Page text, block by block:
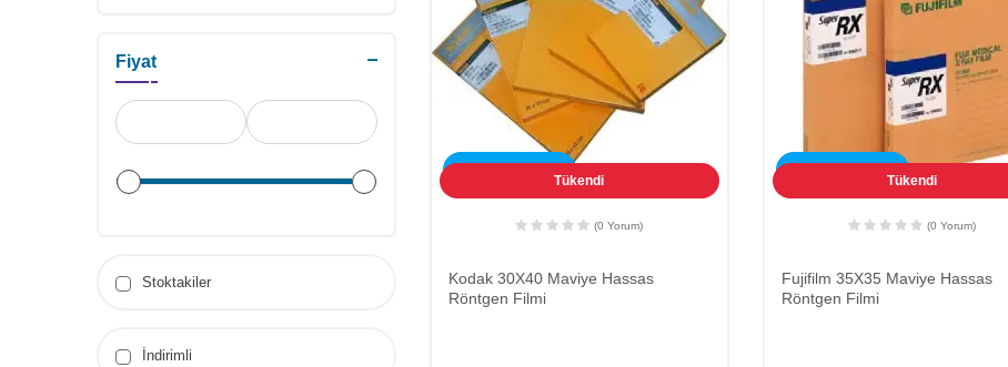
Fiyat
Stoktakiler
İndirimli
Tükendi
(0 Yorum)
Kodak 30X40 Maviye Hassas
Röntgen Filmi
Tükendi
(0 Yorum)
Fujifilm 35X35 Maviye Hassas
Röntgen Filmi